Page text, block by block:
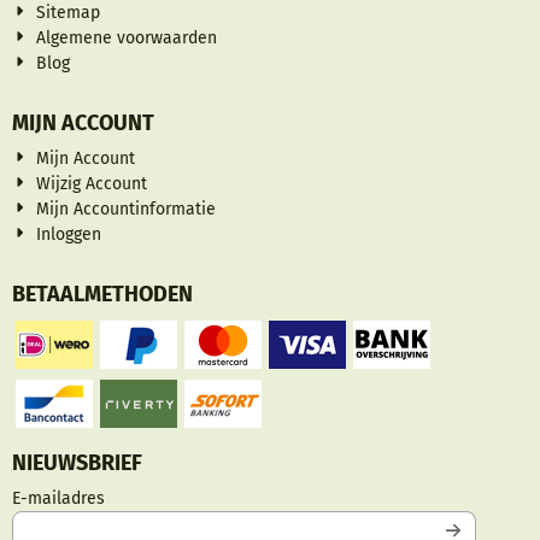
Sitemap
Algemene voorwaarden
Blog
MIJN ACCOUNT
Mijn Account
Wijzig Account
Mijn Accountinformatie
Inloggen
BETAALMETHODEN
NIEUWSBRIEF
E-mailadres